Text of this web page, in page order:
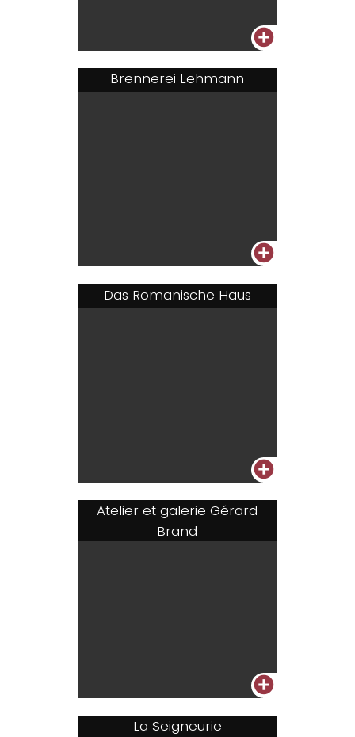
+
Brennerei Lehmann
+
Das Romanische Haus
+
Atelier et galerie Gérard
Brand
+
La Seigneurie